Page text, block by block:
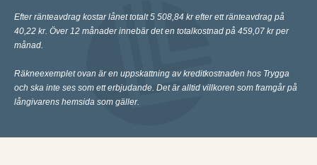
Efter ränteavdrag kostar lånet totalt 5 508,84 kr efter ett ränteavdrag på
40,22 kr. Över 12 månader innebär det en totalkostnad på 459,07 kr per
månad.
Räkneexemplet ovan är en uppskattning av kreditkostnaden hos Trygga
och ska inte ses som ett erbjudande. Det är alltid villkoren som framgår på
långivarens hemsida som gäller.